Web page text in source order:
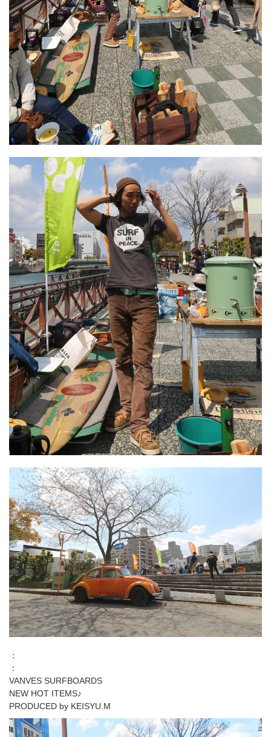
：
：
VANVES SURFBOARDS
NEW HOT ITEMS♪
PRODUCED by KEISYU.M